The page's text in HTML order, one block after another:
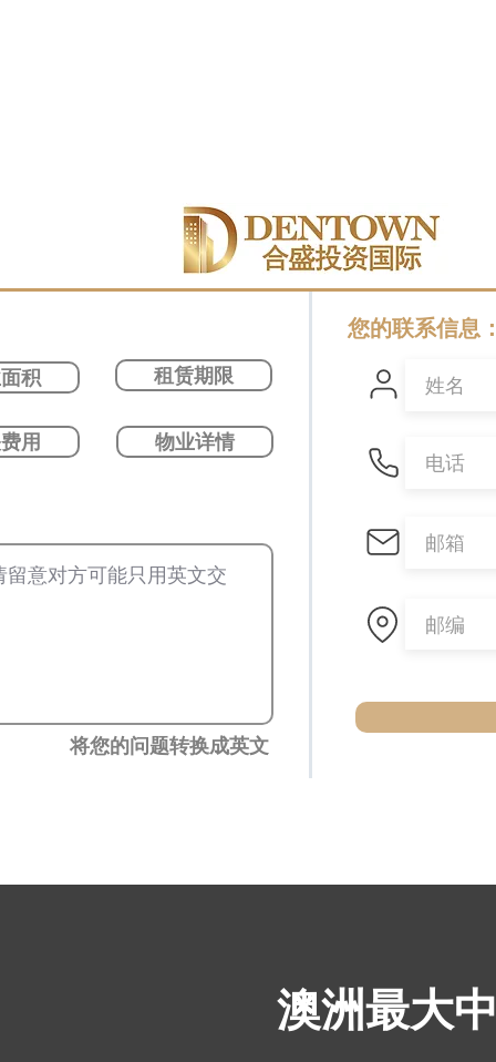
您的联系信息
积 租赁期限
用 物业详情
将您的问题转换成英文
澳洲最大